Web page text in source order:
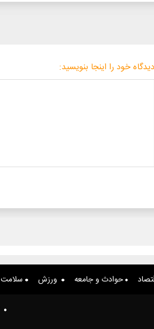
دیدگاه خود را اینجا بنویسید:
حوادث و جامعه ورزش سلامت